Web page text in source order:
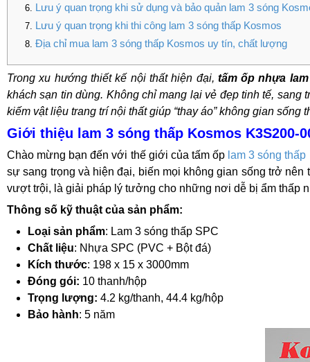
Lưu ý quan trọng khi sử dụng và bảo quản lam 3 sóng
Lưu ý quan trọng khi thi công lam 3 sóng thấp Kosmos
Địa chỉ mua lam 3 sóng thấp Kosmos uy tín, chất lượng
Trong xu hướng thiết kế nội thất hiện đại, tấm ốp nhựa
khách sạn tin dùng. Không chỉ mang lại vẻ đẹp tinh tế,
kiếm vật liệu trang trí nội thất giúp “thay áo” không gian
Giới thiệu lam 3 sóng thấp Kosmos K3S200-
Chào mừng bạn đến với thế giới của tấm ốp lam 3 sóng
sự sang trọng và hiện đại, biến mọi không gian sống trở
vượt trội, là giải pháp lý tưởng cho những nơi dễ bị ẩm thấp
Thông số kỹ thuật của sản phẩm:
Loại sản phẩm: Lam 3 sóng thấp SPC
Chất liệu: Nhựa SPC (PVC + Bột đá)
Kích thước: 198 x 15 x 3000mm
Đóng gói: 10 thanh/hộp
Trọng lượng: 4.2 kg/thanh, 44.4 kg/hộp
Bảo hành: 5 năm